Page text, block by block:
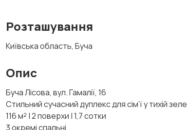
Розташування
Київська область, Буча
Опис
Буча Лісова, вул. Гамалії, 16
Стильний сучасний дуплекс для сім’ї у тихій
116 м² | 2 поверхи | 1,7 сотки
3 окремі спальні